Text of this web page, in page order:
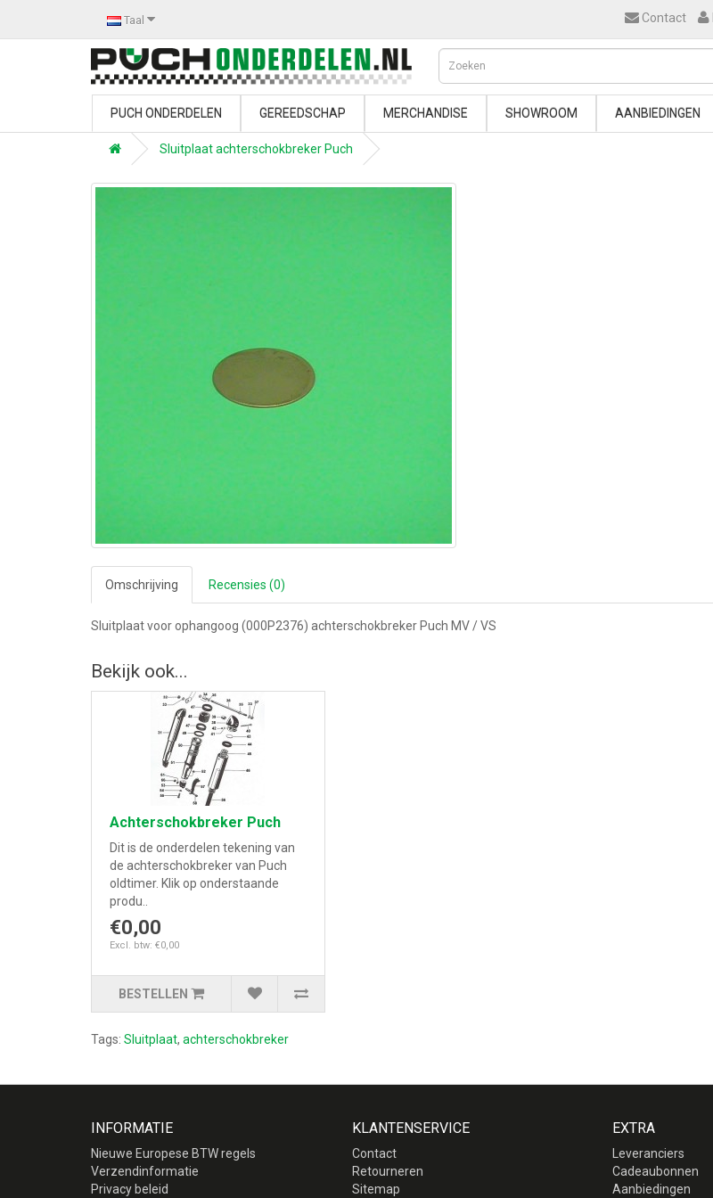
Taal Contact
PUCH ONDERDELEN GEREEDSCHAP MERCHANDISE SHOWROOM AANBIEDINGEN
Sluitplaat achterschokbreker Puch
Omschrijving Recensies (0)
Sluitplaat voor ophangoog (000P2376) achterschokbreker Puch MV / VS
Bekijk ook...
Achterschokbreker Puch
Dit is de onderdelen tekening van
de achterschokbreker van Puch
oldtimer. Klik op onderstaande
produ..
€0,00
Excl. btw: €0,00
BESTELLEN
Tags: Sluitplaat, achterschokbreker
INFORMATIE
Nieuwe Europese BTW regels
Verzendinformatie
Privacy beleid
KLANTENSERVICE
Contact
Retourneren
Sitemap
EXTRA
Leveranciers
Cadeaubonnen
Aanbiedingen